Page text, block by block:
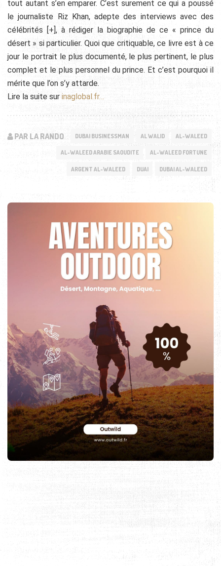
tout autant s’en emparer. C’est surement ce qui a poussé
le journaliste Riz Khan, adepte des interviews avec des
célébrités [+], à rédiger la biographie de ce « prince du
désert » si particulier. Quoi que critiquable, ce livre est à ce
jour le portrait le plus documenté, le plus pertinent, le plus
complet et le plus personnel du prince. Et c’est pourquoi il
mérite que l’on s’y attarde.
Lire la suite sur inaglobal.fr…
PAR LA RANDO DUBAI BUSINESSMAN AL WALID AL-WALEED
AL-WALEED ARABIE SAOUDITE AL-WALEED FORTUNE
ARGENT AL-WALEED DUAI DUBAI AL-WALEED